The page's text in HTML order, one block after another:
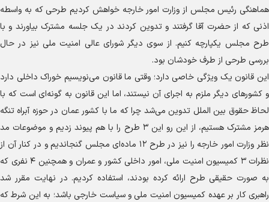
هماهنگی رئیس مجلس از وزارت امور خارجه خواهش کردیم طرحی که به واسطه
اذنی که از حضرت آقا گرفتند و تدوین کردند در یک جلسه مشترک بیاورند و با
طرح مجلس یکپارچه کنیم. از سوی دیگر شورای عالی امنیت ملی نیز در حال
بررسی طرحی از طرف خودشان بود.
این قانون یک ویژگی خاصی دارد؛ وقتی ما قانون می‌نویسیم خوراک داخلی دارد
و کشور‌های دیگر ملزم به اجرای آن نیستند، اما این قانون به گونه‌ای است که با
لحاظ حقوق بین الملل تدوین می‌شد چرا که ما با کشور عمان در حوزه آبراه تنگه
هرمز مشترک هستیم، از این رو این ۳ طرح را با هم پیوند زدیم و موضوعات مد
نظر وزارت امور خارجه را نیز در طرح ۱۲ ماده‌ای مجلس گنجاندیم و در کنار آن از
نظرات ۳ کمیسیون امنیت ملی، امور داخلی کشور و عمران و همچنین ۴ نفری که
به صورت حقیقی طرح ارائه کرده بودند، استفاده کردیم. در نهایت مقرر شد
راهبری کار بر عهده کمیسیون امنیت ملی و سیاست خارجی باشد؛ به این شرط که